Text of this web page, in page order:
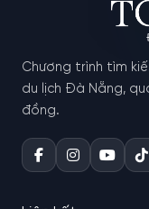
Chương trình tìm
du lịch Đà Nẵng,
đồng.